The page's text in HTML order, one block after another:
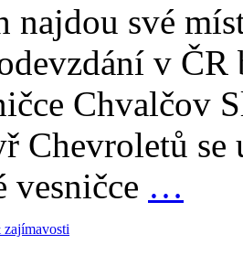
najdou své
v
Chvalčov
Chevroletů
vesničce …